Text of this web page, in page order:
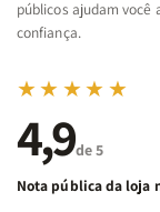
públicos ajudam você
confiança.
★★★★★
4,9de 5
Nota pública da loja